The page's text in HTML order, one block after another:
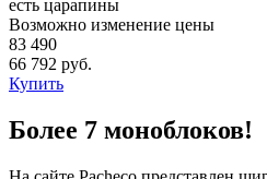
есть царапины
Возможно изменение цены
83 490
66 792 руб.
Купить
Более 7 моноблоков!